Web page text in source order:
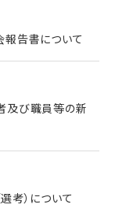
告書について
及び職員等の新
考）について